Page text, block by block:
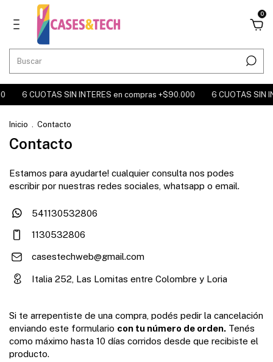
0
6 CUOTAS SIN INTERES en compras +$90.000 6 CUOTAS SIN
Inicio . Contacto
Contacto
Estamos para ayudarte! cualquier consulta nos podes
escribir por nuestras redes sociales, whatsapp o email.
541130532806
1130532806
casestechweb@gmail.com
Italia 252, Las Lomitas entre Colombre y Loria
Si te arrepentiste de una compra, podés pedir la cancelación
enviando este formulario con tu número de orden. Tenés
como máximo hasta 10 días corridos desde que recibiste el
producto.